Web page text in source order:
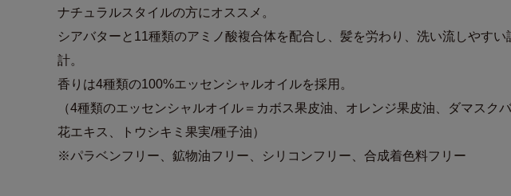
ナチュラルスタイルの方にオススメ。
シアバターと11種類のアミノ酸複合体を配合し、髪を労わり、洗い流しやすい
計。
香りは4種類の100%エッセンシャルオイルを採用。
（4種類のエッセンシャルオイル＝カボス果皮油、オレンジ果皮油、ダマスク
花エキス、トウシキミ果実/種子油）
※パラベンフリー、鉱物油フリー、シリコンフリー、合成着色料フリー